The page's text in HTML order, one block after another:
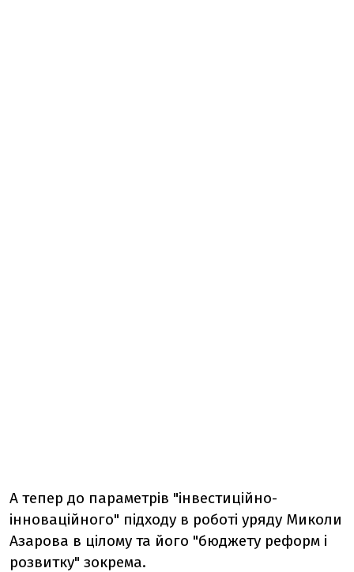
А тепер до параметрів "інвестиційно-
інноваційного" підходу в роботі уряду Миколи
Азарова в цілому та його "бюджету реформ і
розвитку" зокрема.